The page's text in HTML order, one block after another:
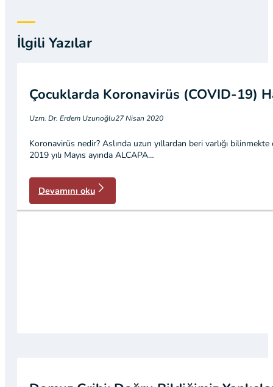
İlgili Yazılar
Çocuklarda Koronavirüs (COVID-19)
Uzm. Dr. Erdem Uzunoğlu27 Nisan 2020
Koronavirüs nedir? Aslında uzun yıllardan beri varlığı
2019 yılı Mayıs ayında ALCAPA…
Devamını oku